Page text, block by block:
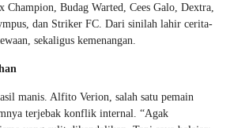
Champion, Budag Warted, Cees Galo, Dextra,
dan Striker FC. Dari sinilah lahir cerita-
sekaligus kemenangan.
manis. Alfito Verion, salah satu pemain
terjebak konflik internal. “Agak